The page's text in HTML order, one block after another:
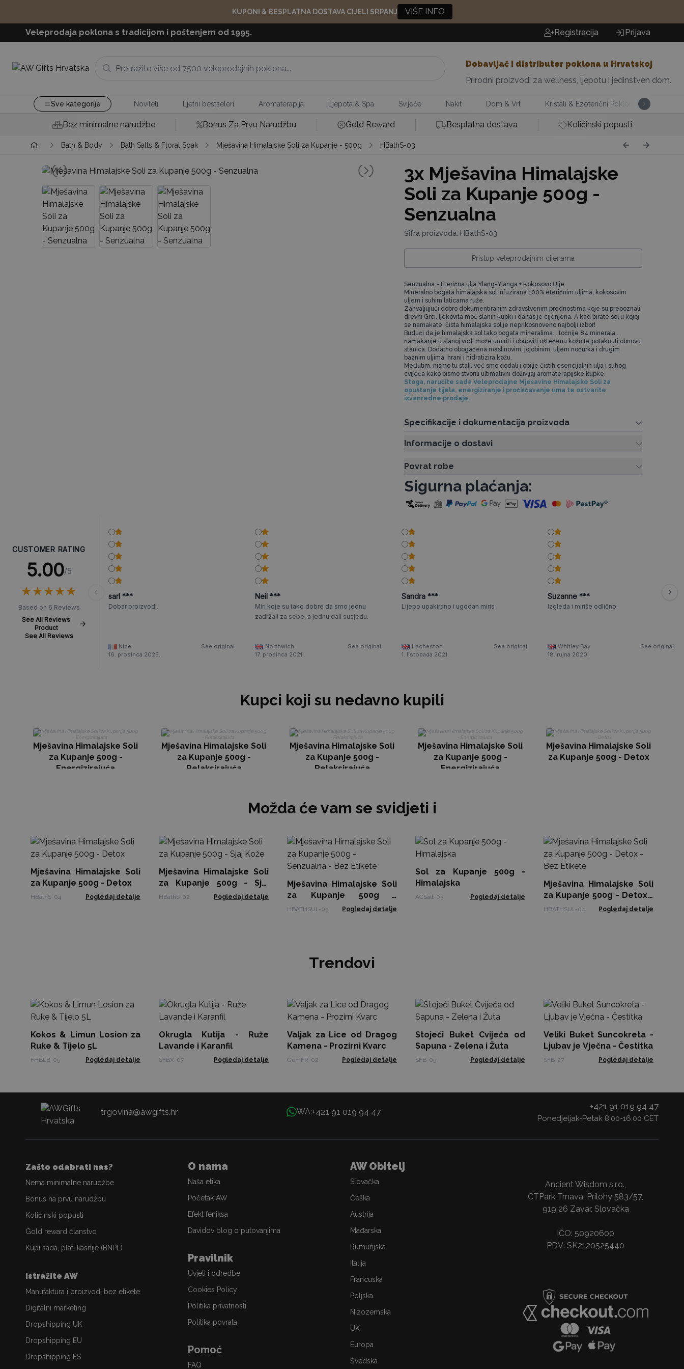
KUPONI & BESPLATNA DOSTAVA CIJELI SRPANJ VIŠE INFO
Veleprodaja poklona s tradicijom i poštenjem od 1995. Registracija Prijava
Dobavljač i distributer poklona u Hrvatskoj
Prirodni proizvodi za wellness, ljepotu i jedinstven dom.
Sve kategorije Noviteti Ljetni bestseleri Aromaterapija Ljepota & Spa Svijeće Nakit Dom & Vrt Kristali & Ezoterični Pokloni
Bez minimalne narudžbe Bonus Za Prvu Narudžbu Gold Reward Besplatna dostava Količinski popusti
Bath & Body Bath Salts & Floral Soak Mješavina Himalajske Soli za Kupanje - 500g HBathS-03
3xMješavina Himalajske
Soli za Kupanje 500g -
Senzualna
Šifra proizvoda: HBathS-03
Pristup veleprodajnim cijenama
Senzualna - Eterična ulja Ylang-Ylanga + Kokosovo Ulje
Mineralno bogata himalajska sol infuzirana 100% eteričnim uljima, kokosovim
uljem i suhim laticama ruže.
Zahvaljujući dobro dokumentiranim zdravstvenim prednostima koje su prepoznali
drevni Grci, ljekovita moć slanih kupki i danas je cijenjena. A kad birate sol u kojoj
se namakate, čista himalajska sol je neprikosnoveno najbolji izbor!
Budući da je himalajska sol tako bogata mineralima... točnije 84 minerala...
namakanje u slanoj vodi može umiriti i obnoviti oštećenu kožu te potaknuti obnovu
stanica. Dodatno obogaćena maslinovim, jojobinim, uljem noćurka i drugim
baznim uljima, hrani i hidratizira kožu.
Međutim, nismo tu stali, već smo dodali i obilje čistih esencijalnih ulja i suhog
cvijeća kako bismo stvorili ultimativni doživljaj aromaterapijske kupke.
Stoga, naručite sada Veleprodajne Mješavine Himalajske Soli za
opuštanje tijela, energiziranje i pročišćavanje uma te ostvarite
izvanredne prodaje.
Specifikacije i dokumentacija proizvoda
Informacije o dostavi
Povrat robe
Sigurna plaćanja:
CUSTOMER RATING
5.00/5
★★★★★
★★★★★
Based on 6 Reviews
See All Reviews
Product
See All Reviews
sarl ***
Dobar proizvodi.
Nice
See original
16. prosinca 2025.
Neil ***
Miri koje su tako dobre da smo jednu
zadržali za sebe, a jednu dali susjedu.
Northwich
See original
17. prosinca 2021.
Sandra ***
Lijepo upakirano i ugodan miris
Hacheston
See original
1. listopada 2021.
Suzanne ***
Izgleda i miriše odlično
Whitley Bay
See original
18. rujna 2020.
Kupci koji su nedavno kupili
Mješavina Himalajske Soli
za Kupanje 500g -
Energizirajuća
Mješavina Himalajske Soli
za Kupanje 500g -
Relaksirajuća
Mješavina Himalajske Soli
za Kupanje 500g -
Relaksirajuća
Mješavina Himalajske Soli
za Kupanje 500g -
Energizirajuća
Mješavina Himalajske Soli
za Kupanje 500g - Detox
Možda će vam se svidjeti i
Mješavina Himalajske Soli
za Kupanje 500g - Detox
HBathS-04 Pogledaj detalje
Mješavina Himalajske Soli
za Kupanje 500g - Sjaj
Kože
HBathS-02 Pogledaj detalje
Mješavina Himalajske Soli
za Kupanje 500g -
Senzualna - Bez Etikete
HBATHSUL-03 Pogledaj detalje
Sol za Kupanje 500g -
Himalajska
ACSalt-03 Pogledaj detalje
Mješavina Himalajske Soli
za Kupanje 500g - Detox -
Bez Etikete
HBATHSUL-04 Pogledaj detalje
Trendovi
Kokos & Limun Losion za
Ruke & Tijelo 5L
FHBLB-05 Pogledaj detalje
Okrugla Kutija - Ruže
Lavande i Karanfil
SFBX-07 Pogledaj detalje
Valjak za Lice od Dragog
Kamena - Prozirni Kvarc
GemFR-02 Pogledaj detalje
Stojeći Buket Cvijeća od
Sapuna - Zelena i Žuta
SFB-05 Pogledaj detalje
Veliki Buket Suncokreta -
Ljubav je Vječna - Čestitka
SFB-27 Pogledaj detalje
trgovina@awgifts.hr WA:+421 91 019 94 47
+421 91 019 94 47
Ponedjeljak-Petak 8:00-16:00 CET
Zašto odabrati nas?
Nema minimalne narudžbe
Bonus na prvu narudžbu
Količinski popusti
Gold reward članstvo
Kupi sada, plati kasnije (BNPL)
Istražite AW
Manufaktura i proizvodi bez etikete
Digitalni marketing
Dropshipping UK
Dropshipping EU
Dropshipping ES
O nama
Naša etika
Početak AW
Efekt feniksa
Davidov blog o putovanjima
Pravilnik
Uvjeti i odredbe
Cookies Policy
Politika privatnosti
Politika povrata
Pomoć
FAQ
AW Obitelj
Slovačka
Češka
Austrija
Mađarska
Rumunjska
Italija
Francuska
Poljska
Nizozemska
UK
Europa
Švedska
Ancient Wisdom s.r.o.,
CTPark Trnava, Prílohy 583/57,
919 26 Zavar, Slovačka
IČO: 50920600
PDV: SK2120525440